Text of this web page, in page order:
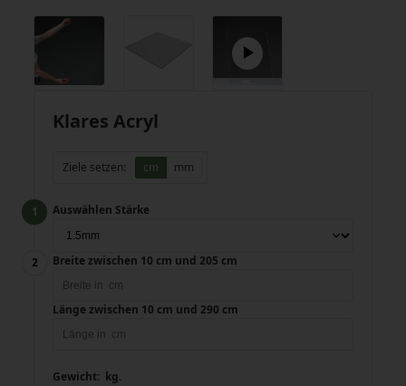
Klares Acryl
Ziele setzen: cm mm
Auswählen Stärke
Breite zwischen 10 cm und 205 cm
Länge zwischen 10 cm und 290 cm
Gewicht: kg.